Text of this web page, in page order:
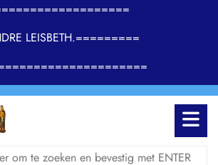
LEISBETH.=========